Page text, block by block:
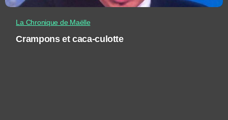
La Chronique de Maëlle
Crampons et caca-culotte